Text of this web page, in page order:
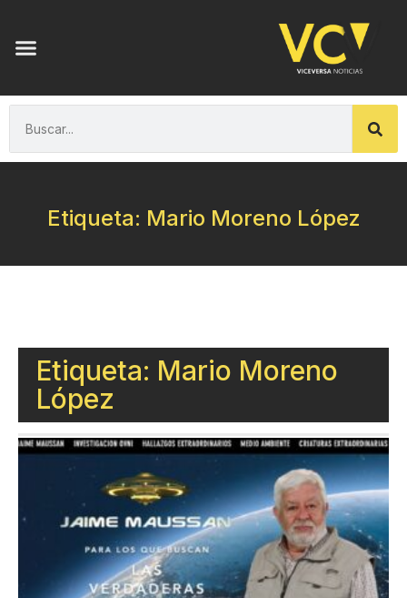
Etiqueta: Mario Moreno López
Etiqueta: Mario Moreno
López